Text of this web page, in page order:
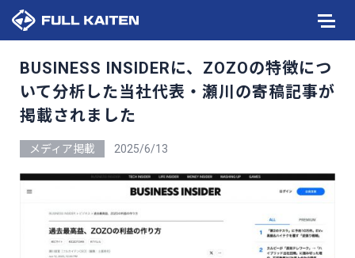
BUSINESS INSIDERに、ZOZOの特徴につ
いて分析した当社代表・瀬川の寄稿記事が
掲載されました
メディア掲載 2025/6/13